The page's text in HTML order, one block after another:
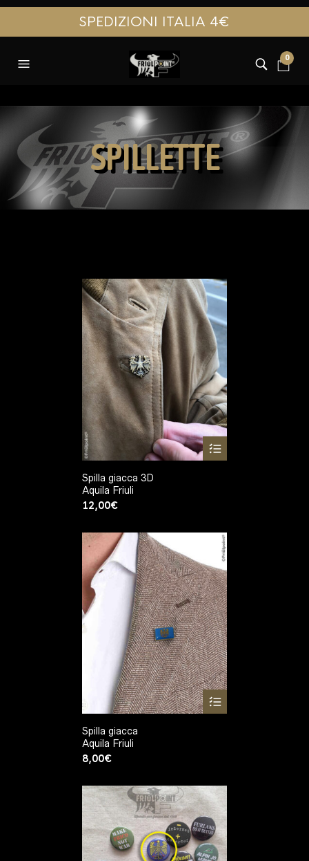
SPEDIZIONI ITALIA 4€
0
SPILLETTE
Spilla giacca 3D
Aquila Friuli
12,00€
Spilla giacca
Aquila Friuli
8,00€